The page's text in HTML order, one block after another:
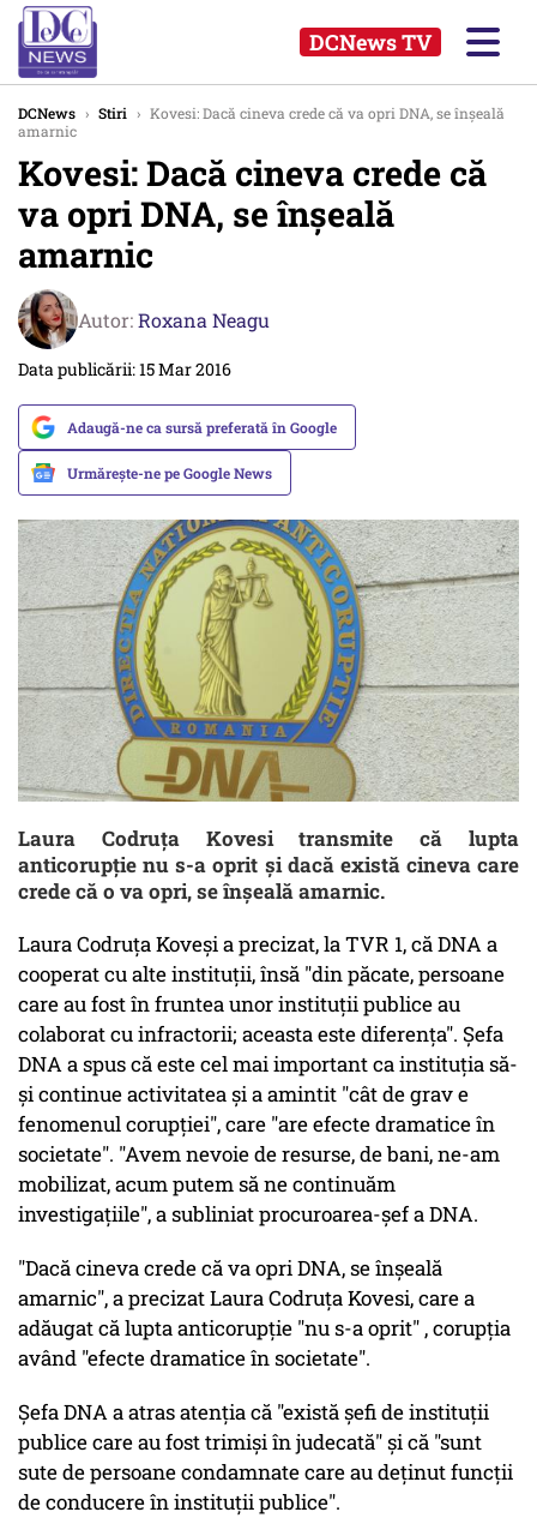
DCNews TV
DCNews › Stiri › Kovesi: Dacă cineva crede că va opri DNA, se înșeală
amarnic
Kovesi: Dacă cineva crede că
va opri DNA, se înșeală
amarnic
Autor:Roxana Neagu
Data publicării: 15 Mar 2016
Adaugă-ne ca sursă preferată în Google
Urmărește-ne pe Google News
Laura Codruța Kovesi transmite că lupta
anticorupție nu s-a oprit și dacă există cineva care
crede că o va opri, se înșeală amarnic.
Laura Codruța Koveși a precizat, la TVR 1, că DNA a
cooperat cu alte instituții, însă "din păcate, persoane
care au fost în fruntea unor instituţii publice au
colaborat cu infractorii; aceasta este diferenţa". Șefa
DNA a spus că este cel mai important ca instituția să-
și continue activitatea și a amintit "cât de grav e
fenomenul corupției", care "are efecte dramatice în
societate". "Avem nevoie de resurse, de bani, ne-am
mobilizat, acum putem să ne continuăm
investigaţiile", a subliniat procuroarea-șef a DNA.
"Dacă cineva crede că va opri DNA, se înşeală
amarnic", a precizat Laura Codruța Kovesi, care a
adăugat că lupta anticorupție "nu s-a oprit" , corupţia
având "efecte dramatice în societate".
Șefa DNA a atras atenția că "există şefi de instituţii
publice care au fost trimişi în judecată" și că "sunt
sute de persoane condamnate care au deţinut funcţii
de conducere în instituţii publice".